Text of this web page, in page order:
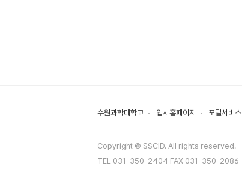
수원과학대학교 입시홈페이지 포털서비스
Copyright © SSCID. All rights reserved.
TEL 031-350-2404 FAX 031-350-2086